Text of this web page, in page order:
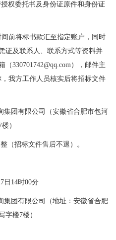
权委托书及身份证原件和身份证
前将标书款汇至指定账户，同时
证及联系人、联系方式等资料并
330701742@qq.com），邮件主
我方工作人员核实后将招标文件
集团有限公司（安徽省合肥市包河
）
（招标文件售后不退）。
日14时00分
集团有限公司（地址：安徽省合肥
字楼7楼）